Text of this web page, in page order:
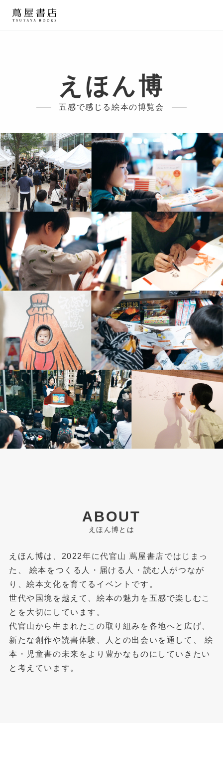
えほん博
五感で感じる絵本の博覧会
ABOUT
えほん博とは
えほん博は、2022年に代官山 蔦屋書店ではじまっ
た、
絵本をつくる人・届ける人・読む人がつなが
り、絵本文化を育てるイベントです。
世代や国境を越えて、絵本の魅力を五感で楽しむこ
とを大切にしています。
代官山から生まれたこの取り組みを各地へと広げ、
新たな創作や読書体験、人との出会いを通して、
絵
本・児童書の未来をより豊かなものにしていきたい
と考えています。